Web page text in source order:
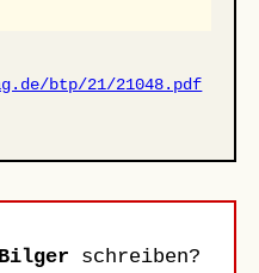
btp/21/21048.pdf
schreiben?